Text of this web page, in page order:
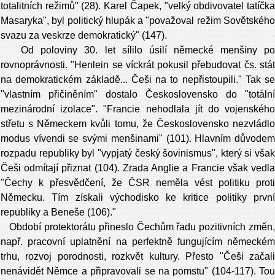
totalitních režimů" (28). Karel Ča­pek, "velký obdivovatel tatíčka
Masaryka", byl politický hlupák a "považoval režim Sovětské­ho
svazu za veskrze demokratický" (147).
Od poloviny 30. let sílilo úsilí německé men­šiny po
rovnoprávnosti. "Henlein se víckrát pokusil přebudovat čs. stát
na demokratickém základě... Češi na to nepřistoupili." Tak se
"vlastním přičiněním" dostalo Českosloven­sko do "totální
mezinárodní izolace". "Francie nehodlala jít do vojenského
střetu s Němec­kem kvůli tomu, že Československo nezvlád­lo
modus vívendi se svými menšinami" (101). Hlavním důvodem
rozpadu republiky byl "vypjatý český šovinismus", který si však
Češi odmítají přiznat (104). Zrada Anglie a Francie však vedla
"Čechy k přesvědčení, že ČSR neměla vést politiku proti
Němec­ku. Tím získali východisko ke kritice politi­ky první
republiky a Beneše (106)."
Období protektorátu přineslo Čechům řadu pozitivních změn,
např. pracovní uplatnění na perfektně fungujícím německém
trhu, rozvoj porodnosti, rozkvět kultury. Přesto "Češi začali
nenávidět Němce a připravovali se na pomstu" (104-117). Tou